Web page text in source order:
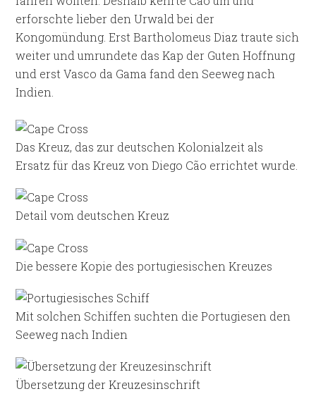
erforschte lieber den Urwald bei der
Kongomündung. Erst Bartholomeus Diaz traute sich
weiter und umrundete das Kap der Guten Hoffnung
und erst Vasco da Gama fand den Seeweg nach
Indien.
Das Kreuz, das zur deutschen Kolonialzeit als
Ersatz für das Kreuz von Diego Cão errichtet wurde.
Detail vom deutschen Kreuz
Die bessere Kopie des portugiesischen Kreuzes
Mit solchen Schiffen suchten die Portugiesen den
Seeweg nach Indien
Übersetzung der Kreuzesinschrift